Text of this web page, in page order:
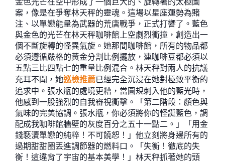
案，像是在爭奪林天秤的靈魂。這場以星座運勢為賭
注、以單戀能量為武器的荒唐戰爭，正式打響了。藍色
與金色的光芒在林天秤咖啡館上空劇烈衝撞，創造出一
個不斷旋轉的怪異氣旋。她那間咖啡館，所有的物品都
必須遵循嚴格的黃金分割比例擺放，連咖啡豆都必須以
五點三比四點七的重量比例混合。林天秤對兩人的抗議
充耳不聞，她巡檢推薦已經完全沉浸在她對極致平衡的
追求中。張水瓶的處境更糟，當圓規刺入他的藍光時，
他感到一股強烈的自我審視衝擊。「第二階段：顏色與
氣味的完美協調。張水瓶，你必須將你的怪誕藍色，調
配成我咖啡館牆壁的灰度百分之五十一點二。」「用金
錢褻瀆單戀的純粹！不可饒恕！」他立刻將身邊所有的
過期甜甜圈丟進調節器的燃料口。「失衡！徹底的失
衡！這違背了宇宙的基本美學！」林天秤抓著她的頭